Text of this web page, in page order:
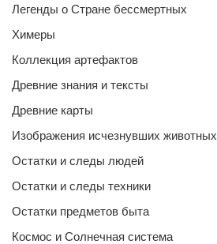
Легенды о Стране бессмертных
Химеры
Коллекция артефактов
Древние знания и тексты
Древние карты
Изображения исчезнувших животных
Остатки и следы людей
Остатки и следы техники
Остатки предметов быта
Космос и Солнечная система